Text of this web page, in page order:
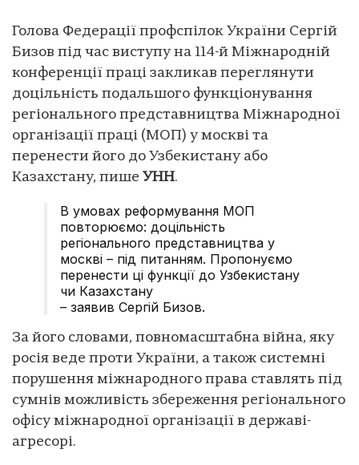
Голова Федерації профспілок України Сергій
Бизов під час виступу на 114-й Міжнародній
конференції праці закликав переглянути
доцільність подальшого функціонування
регіонального представництва Міжнародної
організації праці (МОП) у москві та
перенести його до Узбекистану або
Казахстану, пише УНН.
В умовах реформування МОП
повторюємо: доцільність
регіонального представництва у
москві – під питанням. Пропонуємо
перенести ці функції до Узбекистану
чи Казахстану
– заявив Сергій Бизов.
За його словами, повномасштабна війна, яку
росія веде проти України, а також системні
порушення міжнародного права ставлять під
сумнів можливість збереження регіонального
офісу міжнародної організації в державі-
агресорі.